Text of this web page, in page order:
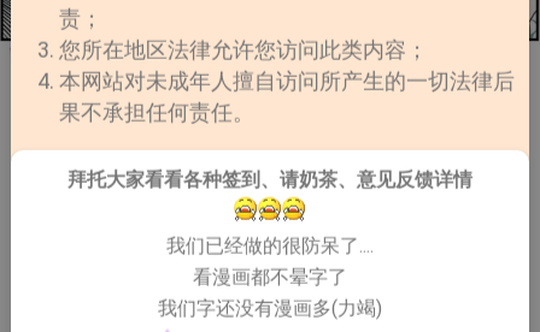
责；
您所在地区法律允许您访问此类内容；
本网站对未成年人擅自访问所产生的一切法律后
果不承担任何责任。
拜托大家看看各种签到、请奶茶、意见反馈详情
我们已经做的很防呆了....
看漫画都不晕字了
我们字还没有漫画多(力竭)